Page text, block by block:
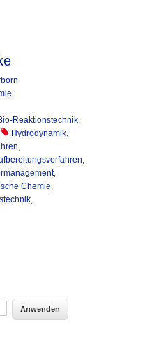
Reaktionstechnik,
Hydrodynamik,
,
,
,
Chemie,
,